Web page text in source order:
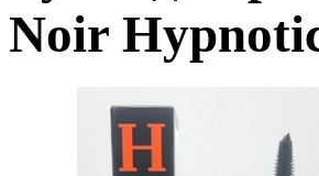
Noir